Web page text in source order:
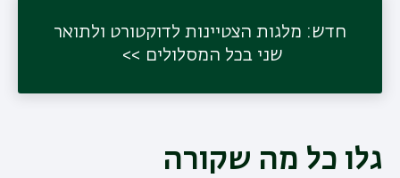
חדש: מלגות הצטיינות לדוקטורט ולתואר
שני בכל המסלולים
גלו כל מה שקורה